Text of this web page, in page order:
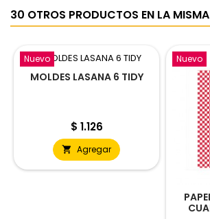
30 OTROS PRODUCTOS EN LA
Nuevo
MOLDES LASANA 6 TIDY
Precio
$ 1.126
 Agregar
Nuevo